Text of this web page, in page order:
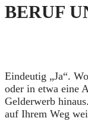
BERUF
Eindeutig „Ja“.
oder in etwa eine
Gelderwerb
auf Ihrem Weg